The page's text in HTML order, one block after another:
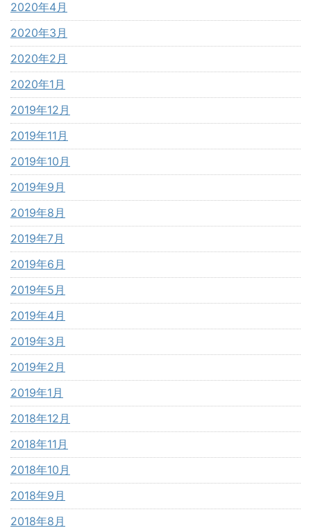
2020年4月
2020年3月
2020年2月
2020年1月
2019年12月
2019年11月
2019年10月
2019年9月
2019年8月
2019年7月
2019年6月
2019年5月
2019年4月
2019年3月
2019年2月
2019年1月
2018年12月
2018年11月
2018年10月
2018年9月
2018年8月